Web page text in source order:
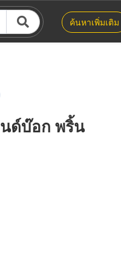
ค้นหาเพิ่มเติม
ด์บ๊อก พริ้น